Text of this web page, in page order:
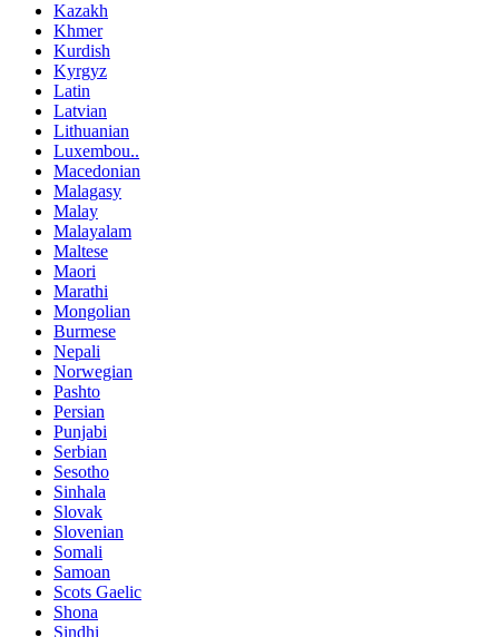
Kazakh
Khmer
Kurdish
Kyrgyz
Latin
Latvian
Lithuanian
Luxembou..
Macedonian
Malagasy
Malay
Malayalam
Maltese
Maori
Marathi
Mongolian
Burmese
Nepali
Norwegian
Pashto
Persian
Punjabi
Serbian
Sesotho
Sinhala
Slovak
Slovenian
Somali
Samoan
Scots Gaelic
Shona
Sindhi